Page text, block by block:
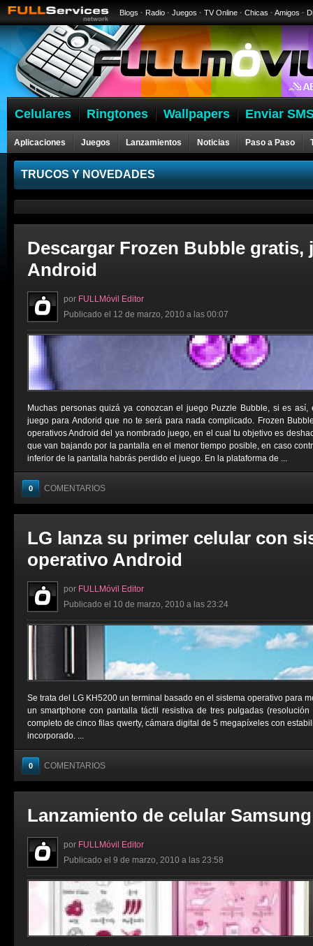
Blogs · Radio · Juegos · TV Online · Chicas · Amigos ·
Celulares Ringtones Wallpapers Enviar
Aplicaciones Juegos Lanzamientos Noticias Paso a Paso
Celulares
TRUCOS Y NOVEDADES
Descargar Frozen Bubble gratis,
Android
por FULLMóvil Editor
Publicado el 12 de marzo, 2010 a las 00:07
Muchas personas quizá ya conozcan el juego Puzzle Bubble, si es así,
juego para Andorid que no te será para nada complicado. Frozen
operativos Android del ya nombrado juego, en el cual tu objetivo es
que van bajando por la pantalla en el menor tiempo posible, en caso
inferior de la pantalla habrás perdido el juego. En la plataforma de ...
0 COMENTARIOS
LG lanza su primer celular con
operativo Android
por FULLMóvil Editor
Publicado el 10 de marzo, 2010 a las 23:24
Se trata del LG KH5200 un terminal basado en el sistema operativo para
un smartphone con pantalla táctil resistiva de tres pulgadas
completo de cinco filas qwerty, cámara digital de 5 megapíxeles con
incorporado. ...
0 COMENTARIOS
Lanzamiento de celular
por FULLMóvil Editor
Publicado el 9 de marzo, 2010 a las 23:58